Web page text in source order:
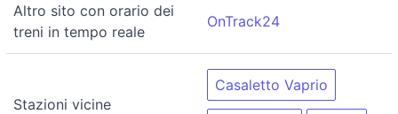
Altro sito con orario dei
treni in tempo reale
OnTrack24
Stazioni vicine
Casaletto Vaprio